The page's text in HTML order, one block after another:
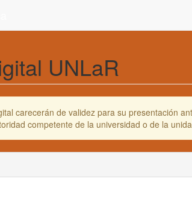
UNLaR
carecerán de validez para su presentación
competente de la universidad o de la